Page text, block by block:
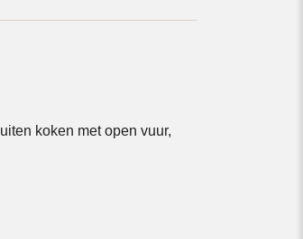
koken met open vuur,